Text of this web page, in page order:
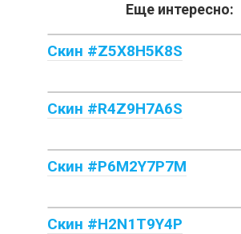
Еще интересно:
Скин #Z5X8H5K8S
Скин #R4Z9H7A6S
Скин #P6M2Y7P7M
Скин #H2N1T9Y4P